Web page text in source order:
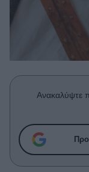
Parenting
Working Girl
Real Women
Πρόσωπα
Celebrities
True Stories
Ask the Guru
Success Stories
Ανακαλύψτε